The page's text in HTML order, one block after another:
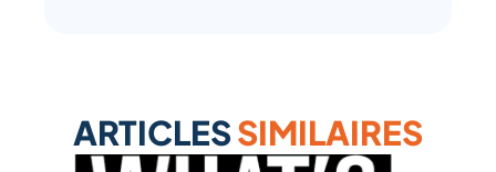
ARTICLESSIMILAIRES